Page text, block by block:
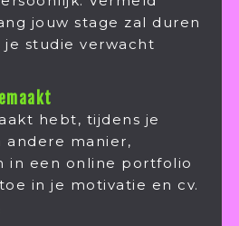
jouw stage zal duren
studie verwacht
hebt, tijdens je
andere manier,
in een online portfolio
in je motivatie en cv.